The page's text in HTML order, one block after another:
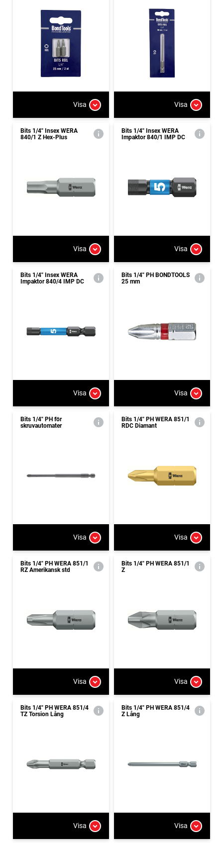
Visa Visa
Bits 1/4" Insex WERA
840/1 Z Hex-Plus
Visa
Bits 1/4" Insex WERA
Impaktor 840/1 IMP DC
Visa
Bits 1/4" Insex WERA
Impaktor 840/4 IMP DC
Visa
Bits 1/4" PH BONDTOOLS
25 mm
Visa
Bits 1/4" PH för
skruvautomater
Visa
Bits 1/4" PH WERA 851/1
RDC Diamant
Visa
Bits 1/4" PH WERA 851/1
RZ Amerikansk std
Visa
Bits 1/4" PH WERA 851/1
Z
Visa
Bits 1/4" PH WERA 851/4
TZ Torsion Lång
Visa
Bits 1/4" PH WERA 851/4
Z Lång
Visa